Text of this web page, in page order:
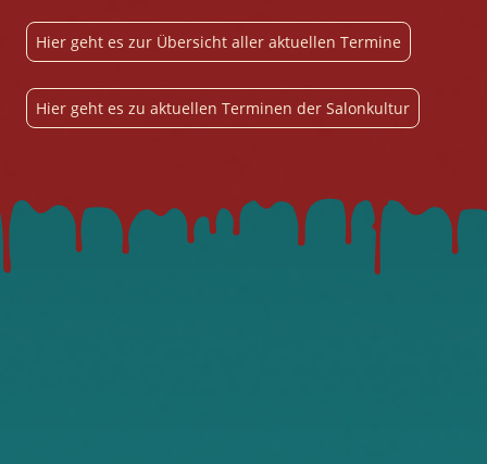
Hier geht es zur Übersicht aller aktuellen Termine
Hier geht es zu aktuellen Terminen der Salonkultur